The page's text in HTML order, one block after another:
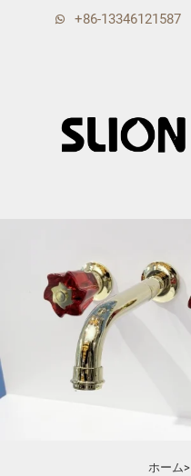
+86-13346121587
ホーム>